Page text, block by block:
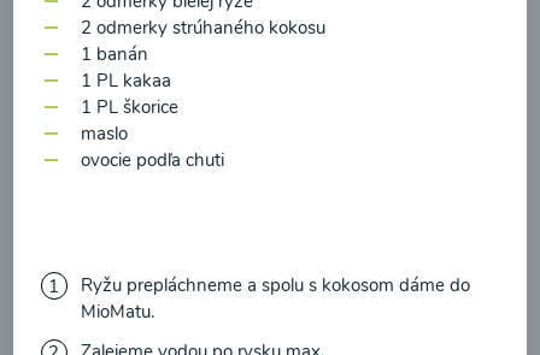
Brokolicové cappuccino
00:25
2 odmerky strúhaného kokosu
1 banán
1 PL kakaa
1 PL škorice
maslo
ovocie podľa chuti
Ryžu prepláchneme a spolu s kokosom dáme do
MioMatu.
prečítal(a)informácie o Ochrane osobných
údajova súhlasím s nimi.